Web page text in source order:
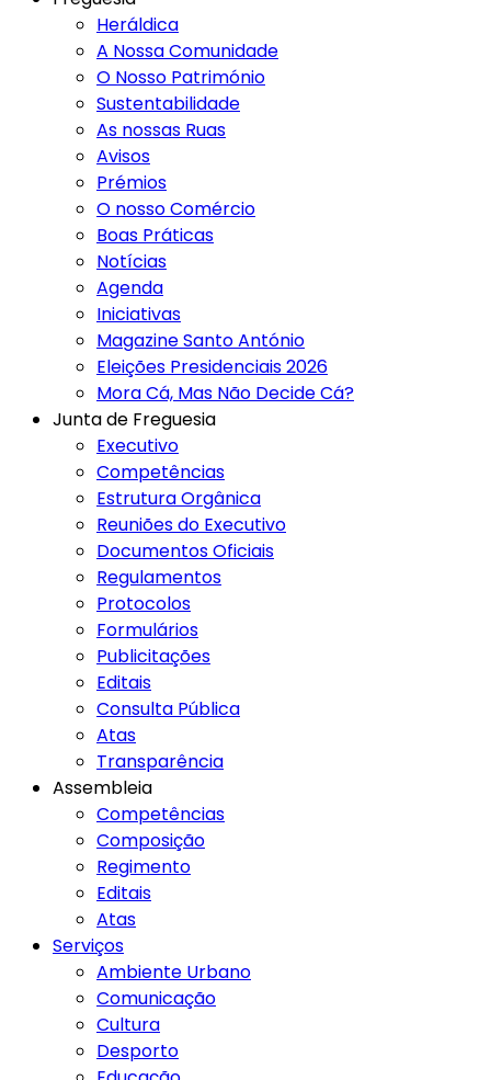
Heráldica
A Nossa Comunidade
O Nosso Património
Sustentabilidade
As nossas Ruas
Avisos
Prémios
O nosso Comércio
Boas Práticas
Notícias
Agenda
Iniciativas
Magazine Santo António
Eleições Presidenciais 2026
Mora Cá, Mas Não Decide Cá?
Junta de Freguesia
Executivo
Competências
Estrutura Orgânica
Reuniões do Executivo
Documentos Oficiais
Regulamentos
Protocolos
Formulários
Publicitações
Editais
Consulta Pública
Atas
Transparência
Assembleia
Competências
Composição
Regimento
Editais
Atas
Serviços
Ambiente Urbano
Comunicação
Cultura
Desporto